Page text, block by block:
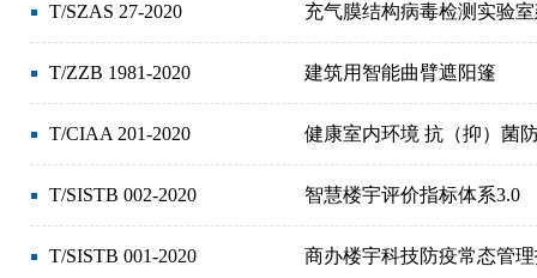
T/SZAS 27-2020 充气膜结构病毒检测实验
T/ZZB 1981-2020 建筑用智能曲臂遮阳篷
T/CIAA 201-2020 健康室内环境 抗（抑）菌
T/SISTB 002-2020 智慧楼宇评价指标体系3.0
T/SISTB 001-2020 商办楼宇科技防疫常态管